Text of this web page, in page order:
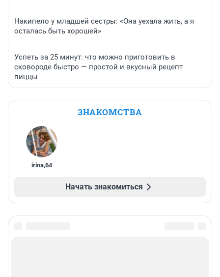
Накипело у младшей сестры: «Она уехала жить, а я
осталась быть хорошей»
Успеть за 25 минут: что можно приготовить в
сковороде быстро — простой и вкусный рецепт
пиццы
ЗНАКОМСТВА
irina,64
Начать знакомиться